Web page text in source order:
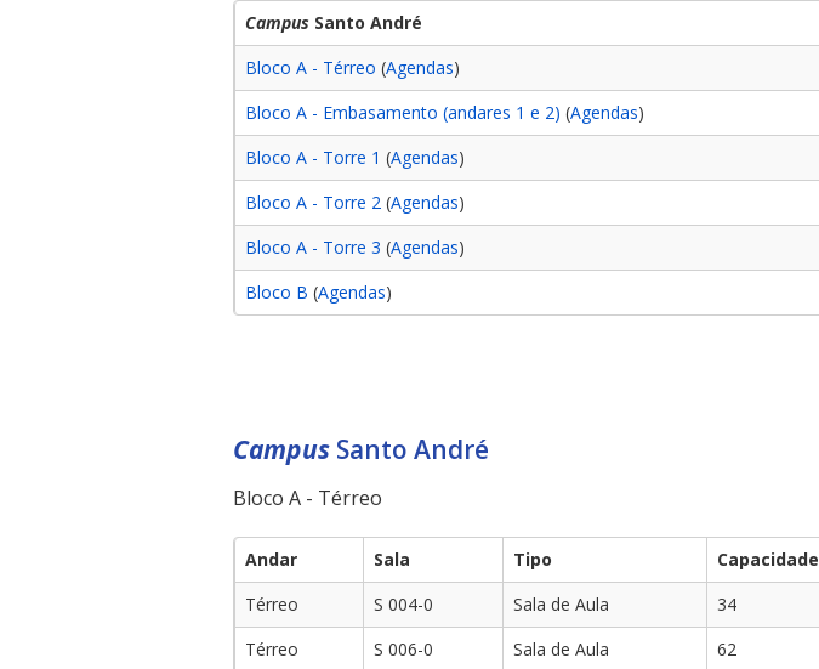
Campus Santo André
Bloco A - Térreo (Agendas)
Bloco A - Embasamento (andares 1 e 2) (Agendas)
Bloco A - Torre 1 (Agendas)
Bloco A - Torre 2 (Agendas)
Bloco A - Torre 3 (Agendas)
Bloco B (Agendas)
Campus Santo André
Bloco A - Térreo
Andar Sala Tipo Capacidade
Térreo
S 004-0 Sala de Aula 34
Térreo
S 006-0 Sala de Aula 62